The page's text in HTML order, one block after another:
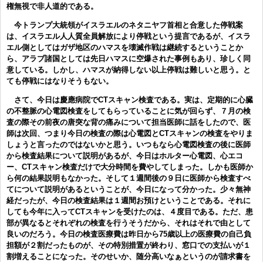
権無視で非人道的である。
今トランプ大統領がイスラエルのネタニヤフ首相と合意した停戦案
は、イスラエル人人質全員解放により停戦という提言であるが、イスラ
エル側としてはガザ地区のハマスを壊滅作戦は継続するということか
ら、アラブ諸国としては先日ハマスに空爆された事例もあり、珍しく同
意している。しかし、ハマスが納得しない以上停戦は難しいと思う。と
ても停戦にはなりそうもない。
さて、今日は慶應病院でCTスキャン検査である。実は、定期的に心臓
の不整脈の心電図検査をしてもらっていることに気が回らず、７月の検
査の際その前夜の唐突な背の痛みについて担当医師に話をしたので、医
師は次回、つまり今日の検査の際は心電図とCTスキャンの検査をやりま
しょうと言ったのではないかと思う。いつもなら心電図検査の後に医師
から検査結果について説明があるが、今日はホルター心電図、心エコ
ー、CTスキャン検査だけで大分時間を費やしてしまった。しかも医師か
ら何の結果説明もなかった。そして１週間後の９日に医師から検査すべ
てについて説明があるということが、今日になって分かった。少々無神
経だったが、今日の検査結果は１週間お預けということである。それに
しても今年に入ってCTスキャンを受けたのは、４度目である。ただ、患
部が異なるとそれぞれの検査を行うそうだから、それはそれで由として
良いのだろう。今日の検査医療費は昨日から75歳以上の医療費の自己負
担額が２割だったものが、その特別措置が終わり、窓口での支払いが１
割増えることになった。そのせいか、随分高いなぁというのが請求書を